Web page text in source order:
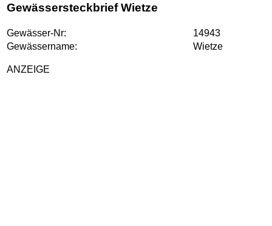
Gewässersteckbrief Wietze
Gewässer-Nr:
14943
Gewässername:
Wietze
ANZEIGE